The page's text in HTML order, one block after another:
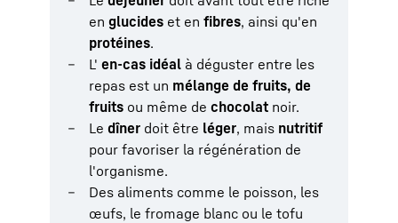
en glucides et en fibres, ainsi qu'en
protéines.
L' en-cas idéal à déguster entre les
repas est un mélange de fruits, de
fruits ou même de chocolat noir.
Le dîner doit être léger, mais nutritif
pour favoriser la régénération de
l'organisme.
Des aliments comme le poisson, les
œufs, le fromage blanc ou le tofu